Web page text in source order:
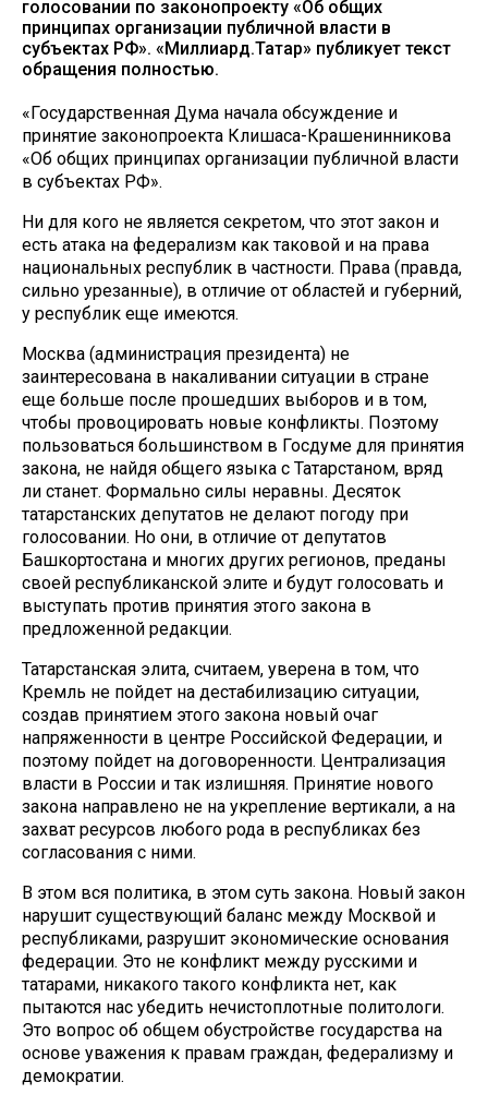
голосовании по законопроекту «Об общих
принципах организации публичной власти в
субъектах РФ». «Миллиард.Татар» публикует текст
обращения полностью.
«Государственная Дума начала обсуждение и
принятие законопроекта Клишаса-Крашенинникова
«Об общих принципах организации публичной власти
в субъектах РФ».
Ни для кого не является секретом, что этот закон и
есть атака на федерализм как таковой и на права
национальных республик в частности. Права (правда,
сильно урезанные), в отличие от областей и губерний,
у республик еще имеются.
Москва (администрация президента) не
заинтересована в накаливании ситуации в стране
еще больше после прошедших выборов и в том,
чтобы провоцировать новые конфликты. Поэтому
пользоваться большинством в Госдуме для принятия
закона, не найдя общего языка с Татарстаном, вряд
ли станет. Формально силы неравны. Десяток
татарстанских депутатов не делают погоду при
голосовании. Но они, в отличие от депутатов
Башкортостана и многих других регионов, преданы
своей республиканской элите и будут голосовать и
выступать против принятия этого закона в
предложенной редакции.
Татарстанская элита, считаем, уверена в том, что
Кремль не пойдет на дестабилизацию ситуации,
создав принятием этого закона новый очаг
напряженности в центре Российской Федерации, и
поэтому пойдет на договоренности. Централизация
власти в России и так излишняя. Принятие нового
закона направлено не на укрепление вертикали, а на
захват ресурсов любого рода в республиках без
согласования с ними.
В этом вся политика, в этом суть закона. Новый закон
нарушит существующий баланс между Москвой и
республиками, разрушит экономические основания
федерации. Это не конфликт между русскими и
татарами, никакого такого конфликта нет, как
пытаются нас убедить нечистоплотные политологи.
Это вопрос об общем обустройстве государства на
основе уважения к правам граждан, федерализму и
демократии.